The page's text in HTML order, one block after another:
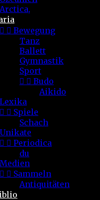
Arctica,
  Bewegung
Tanz
Ballett
Gymnastik
Sport
  Budo
Aikido
Lexika
  Spiele
Schach
Unikate
  Periodica
du
Medien
  Sammeln
Antiquitäten